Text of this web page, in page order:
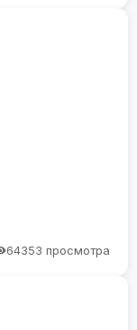
64353 просмотра